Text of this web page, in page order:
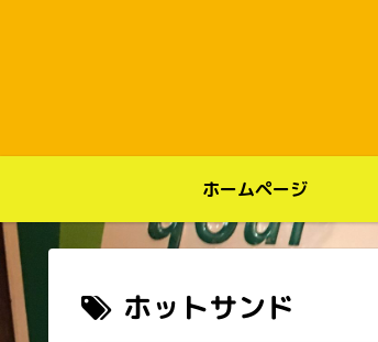
ホームページ
ホットサンド